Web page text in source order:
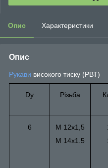
Опис Характеристики
Опис
Рукави високого тиску (РВТ)
Dy Різьба
6
М 12х1,5
М 14х1.5